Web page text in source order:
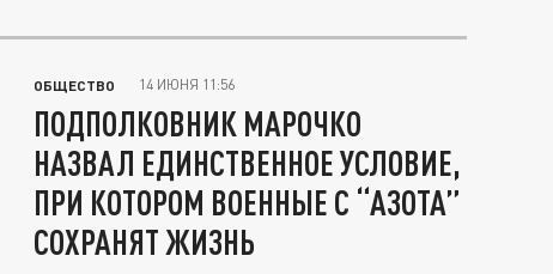
ОБЩЕСТВО 14 ИЮНЯ 11:56
ПОДПОЛКОВНИК МАРОЧКО
НАЗВАЛ ЕДИНСТВЕННОЕ УСЛОВИЕ,
ПРИ КОТОРОМ ВОЕННЫЕ С “АЗОТА”
СОХРАНЯТ ЖИЗНЬ